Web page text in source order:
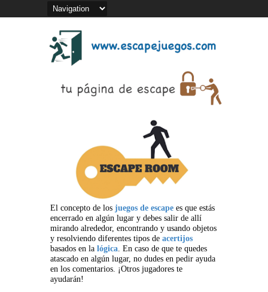
El concepto de los juegos de escape es que estás
encerrado en algún lugar y debes salir de allí
mirando alrededor, encontrando y usando objetos
y resolviendo diferentes tipos de acertijos
basados en la lógica. En caso de que te quedes
atascado en algún lugar, no dudes en pedir ayuda
en los comentarios. ¡Otros jugadores te
ayudarán!